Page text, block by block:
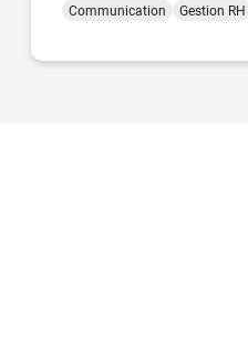
Communication Gestion RH